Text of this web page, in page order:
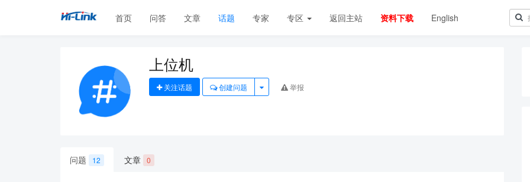
首页 问答 文章 话题 专家 专区 返回主站 资料下载 English
上位机
关注话题 创建问题 举报
问题 12 文章 0